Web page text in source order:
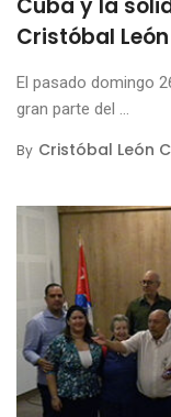
Cristóbal
El pasado domingo
gran parte del ...
By Cristóbal León